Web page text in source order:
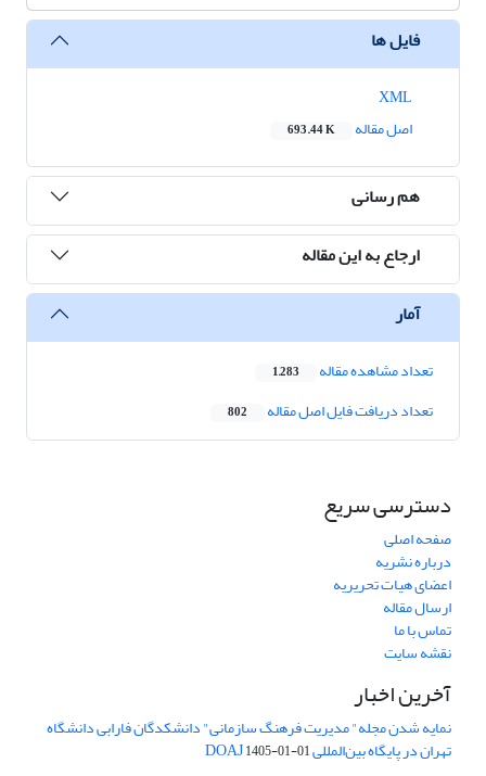
فایل ها
اصل مقاله
693.44 K
هم رسانی
ارجاع به این مقاله
آمار
تعداد مشاهده مقاله 1,283
تعداد دریافت فایل اصل مقاله 802
دسترسی سریع
صفحه اصلی
درباره نشریه
اعضای هیات تحریریه
ارسال مقاله
تماس با ما
نقشه سایت
آخرین اخبار
نمایه شدن مجله" مدیریت فرهنگ سازمانی" دانشکدگان فارابی دانشگاه
تهران در پایگاه بین‌المللی DOAJ1405-01-01